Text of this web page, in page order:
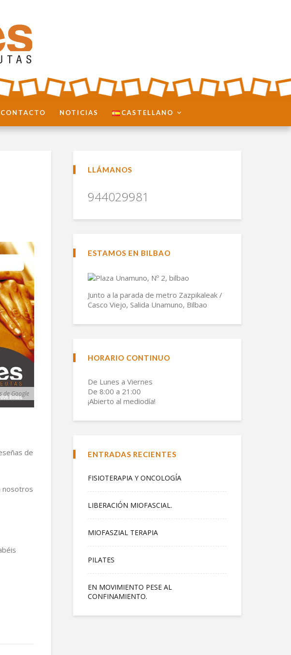
CONTACTO NOTICIAS CASTELLANO
de Google
de
nosotros
LLÁMANOS
944029981
ESTAMOS EN BILBAO
Junto a la parada de metro Zazpikaleak /
Casco Viejo, Salida Unamuno, Bilbao
HORARIO CONTINUO
De Lunes a Viernes
De 8:00 a 21:00
¡Abierto al mediodía!
ENTRADAS RECIENTES
FISIOTERAPIA Y ONCOLOGÍA
LIBERACIÓN MIOFASCIAL.
MIOFASZIAL TERAPIA
PILATES
EN MOVIMIENTO PESE AL
CONFINAMIENTO.